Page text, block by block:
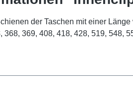
der Taschen mit einer
368, 369, 408, 418, 428, 519, 548,